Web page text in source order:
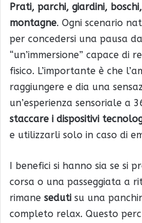
Prati, parchi, giardini,
montagne. Ogni scenario
per concedersi una pausa
“un’immersione” capace di
fisico. L’importante è che
raggiungere e dia una
un’esperienza sensoriale a
staccare i dispositivi
e utilizzarli solo in caso di
I benefici si hanno sia se si
corsa o una passeggiata a
rimane seduti su una
completo relax. Questo